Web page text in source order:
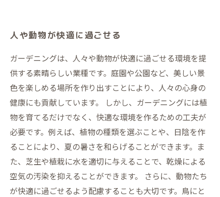
人や動物が快適に過ごせる
ガーデニングは、人々や動物が快適に過ごせる環境を提
供する素晴らしい業種です。庭園や公園など、美しい景
色を楽しめる場所を作り出すことにより、人々の心身の
健康にも貢献しています。 しかし、ガーデニングには植
物を育てるだけでなく、快適な環境を作るための工夫が
必要です。例えば、植物の種類を選ぶことや、日陰を作
ることにより、夏の暑さを和らげることができます。ま
た、芝生や植栽に水を適切に与えることで、乾燥による
空気の汚染を抑えることができます。 さらに、動物たち
が快適に過ごせるよう配慮することも大切です。鳥にと